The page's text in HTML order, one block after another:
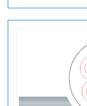
OZ-